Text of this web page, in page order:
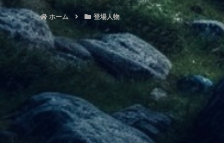
ホーム 登場人物